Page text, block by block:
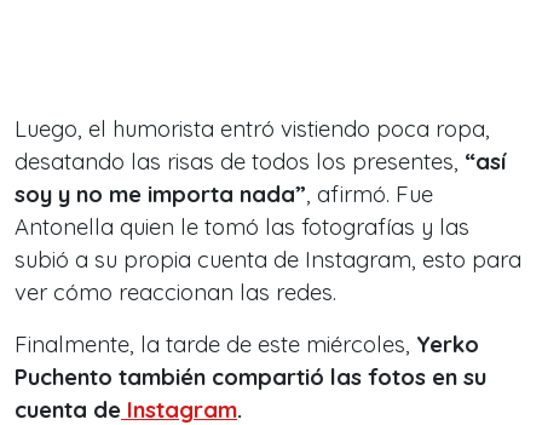
Luego, el humorista entró vistiendo poca ropa,
desatando las risas de todos los presentes, “así
soy y no me importa nada”, afirmó. Fue
Antonella quien le tomó las fotografías y las
subió a su propia cuenta de Instagram, esto para
ver cómo reaccionan las redes.
Finalmente, la tarde de este miércoles, Yerko
Puchento también compartió las fotos en su
cuenta de Instagram.